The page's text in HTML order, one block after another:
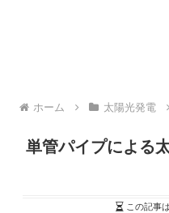
ホーム 太陽光発電
単管パイプによる
この記事は